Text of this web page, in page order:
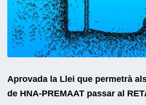
Aprovada la Llei que permetrà
de HNA-PREMAAT passar al